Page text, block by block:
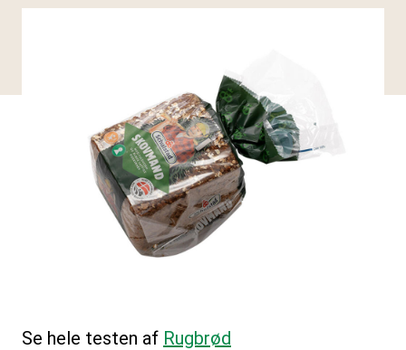
Se hele testen af Rugbrød